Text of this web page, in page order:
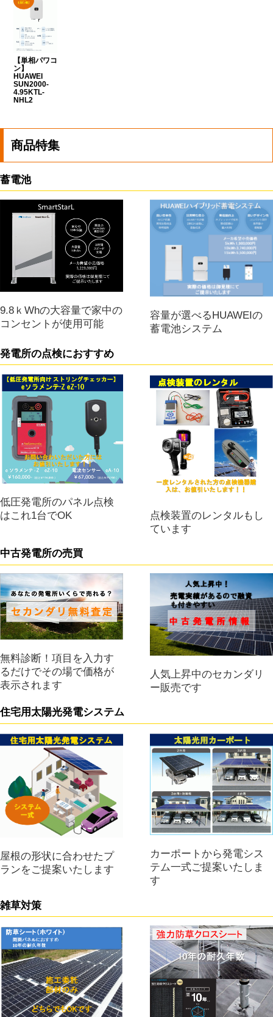
【単相パワコ
ン】
HUAWEI
SUN2000-
4.95KTL-
NHL2
商品特集
蓄電池
9.8ｋWhの大容量で家中の
コンセントが使用可能
容量が選べるHUAWEIの
蓄電池システム
発電所の点検におすすめ
低圧発電所のパネル点検
はこれ1台でOK
点検装置のレンタルもし
ています
中古発電所の売買
無料診断！項目を入力す
るだけでその場で価格が
表示されます
人気上昇中のセカンダリ
ー販売です
住宅用太陽光発電システム
屋根の形状に合わせたプ
ランをご提案いたします
カーポートから発電シス
テム一式ご提案いたしま
す
雑草対策